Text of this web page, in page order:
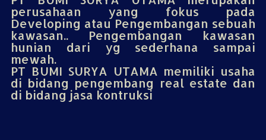
perusahaan yang fokus pada
Developing atau Pengembangan sebuah
kawasan.. Pengembangan kawasan
hunian dari yg sederhana sampai
mewah.
PT BUMI SURYA UTAMA memiliki usaha
di bidang pengembang real estate dan
di bidang jasa kontruksi